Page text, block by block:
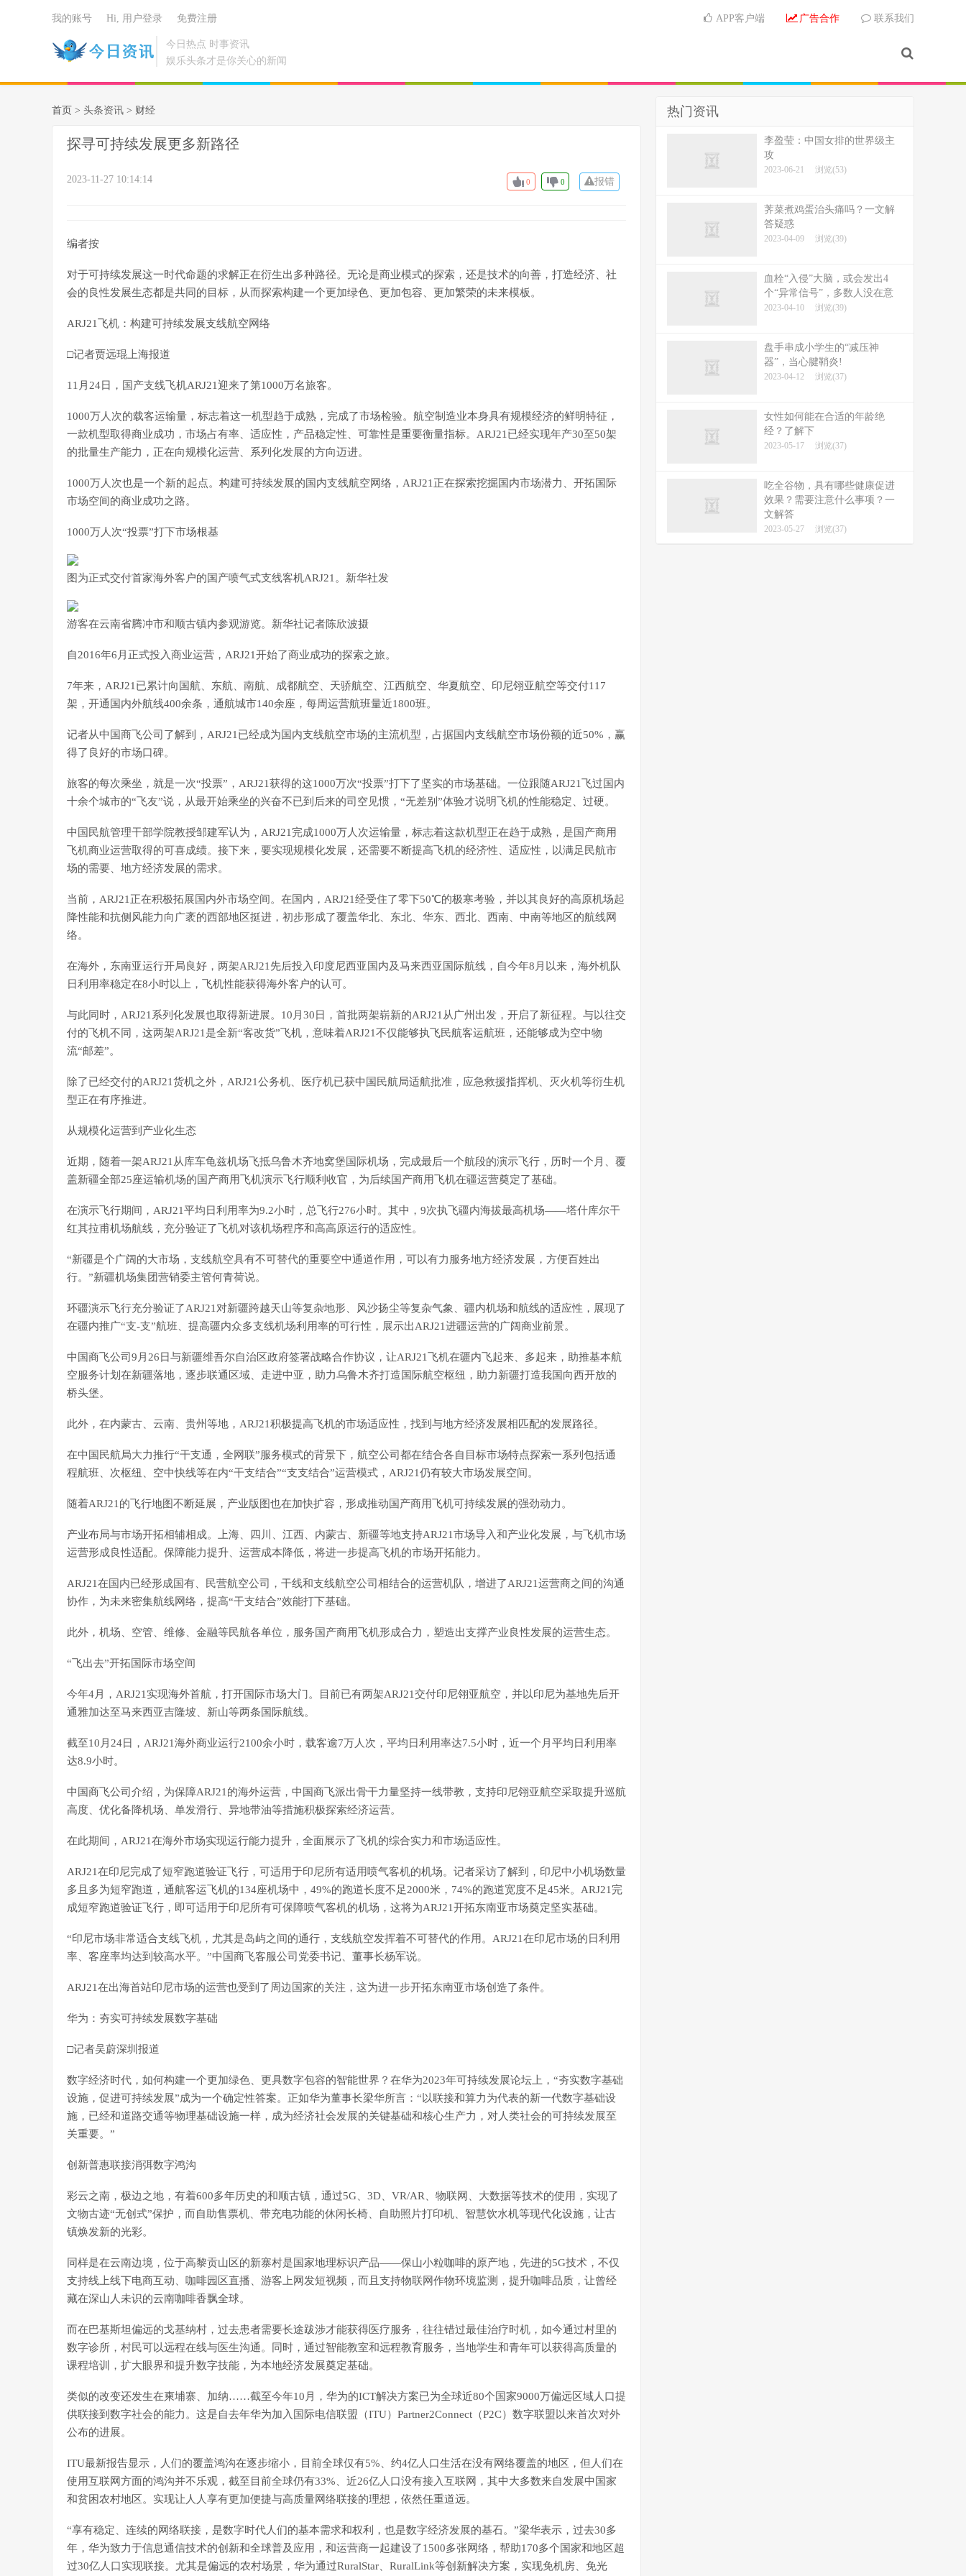
今日热点 时事资讯
娱乐头条才是你关心的新闻
APP客户端 广告合作 联系我们
我的账号 Hi, 用户登录 免费注册
首页 > 头条资讯 > 财经
探寻可持续发展更多新路径
0 0 报错
2023-11-27 10:14:14
编者按
对于可持续发展这一时代命题的求解正在衍生出多种路径。无论是商业模式的探索，还是技术的向善，打造经济、社
会的良性发展生态都是共同的目标，从而探索构建一个更加绿色、更加包容、更加繁荣的未来模板。
ARJ21飞机：构建可持续发展支线航空网络
□记者贾远琨上海报道
11月24日，国产支线飞机ARJ21迎来了第1000万名旅客。
1000万人次的载客运输量，标志着这一机型趋于成熟，完成了市场检验。航空制造业本身具有规模经济的鲜明特征，
一款机型取得商业成功，市场占有率、适应性，产品稳定性、可靠性是重要衡量指标。ARJ21已经实现年产30至50架
的批量生产能力，正在向规模化运营、系列化发展的方向迈进。
1000万人次也是一个新的起点。构建可持续发展的国内支线航空网络，ARJ21正在探索挖掘国内市场潜力、开拓国际
市场空间的商业成功之路。
1000万人次“投票”打下市场根基
图为正式交付首家海外客户的国产喷气式支线客机ARJ21。新华社发
游客在云南省腾冲市和顺古镇内参观游览。新华社记者陈欣波摄
自2016年6月正式投入商业运营，ARJ21开始了商业成功的探索之旅。
7年来，ARJ21已累计向国航、东航、南航、成都航空、天骄航空、江西航空、华夏航空、印尼翎亚航空等交付117
架，开通国内外航线400余条，通航城市140余座，每周运营航班量近1800班。
记者从中国商飞公司了解到，ARJ21已经成为国内支线航空市场的主流机型，占据国内支线航空市场份额的近50%，赢
得了良好的市场口碑。
旅客的每次乘坐，就是一次“投票”，ARJ21获得的这1000万次“投票”打下了坚实的市场基础。一位跟随ARJ21飞过国内
十余个城市的“飞友”说，从最开始乘坐的兴奋不已到后来的司空见惯，“无差别”体验才说明飞机的性能稳定、过硬。
中国民航管理干部学院教授邹建军认为，ARJ21完成1000万人次运输量，标志着这款机型正在趋于成熟，是国产商用
飞机商业运营取得的可喜成绩。接下来，要实现规模化发展，还需要不断提高飞机的经济性、适应性，以满足民航市
场的需要、地方经济发展的需求。
当前，ARJ21正在积极拓展国内外市场空间。在国内，ARJ21经受住了零下50℃的极寒考验，并以其良好的高原机场起
降性能和抗侧风能力向广袤的西部地区挺进，初步形成了覆盖华北、东北、华东、西北、西南、中南等地区的航线网
络。
在海外，东南亚运行开局良好，两架ARJ21先后投入印度尼西亚国内及马来西亚国际航线，自今年8月以来，海外机队
日利用率稳定在8小时以上，飞机性能获得海外客户的认可。
与此同时，ARJ21系列化发展也取得新进展。10月30日，首批两架崭新的ARJ21从广州出发，开启了新征程。与以往交
付的飞机不同，这两架ARJ21是全新“客改货”飞机，意味着ARJ21不仅能够执飞民航客运航班，还能够成为空中物
流“邮差”。
除了已经交付的ARJ21货机之外，ARJ21公务机、医疗机已获中国民航局适航批准，应急救援指挥机、灭火机等衍生机
型正在有序推进。
从规模化运营到产业化生态
近期，随着一架ARJ21从库车龟兹机场飞抵乌鲁木齐地窝堡国际机场，完成最后一个航段的演示飞行，历时一个月、覆
盖新疆全部25座运输机场的国产商用飞机演示飞行顺利收官，为后续国产商用飞机在疆运营奠定了基础。
在演示飞行期间，ARJ21平均日利用率为9.2小时，总飞行276小时。其中，9次执飞疆内海拔最高机场——塔什库尔干
红其拉甫机场航线，充分验证了飞机对该机场程序和高高原运行的适应性。
“新疆是个广阔的大市场，支线航空具有不可替代的重要空中通道作用，可以有力服务地方经济发展，方便百姓出
行。”新疆机场集团营销委主管何青荷说。
环疆演示飞行充分验证了ARJ21对新疆跨越天山等复杂地形、风沙扬尘等复杂气象、疆内机场和航线的适应性，展现了
在疆内推广“支-支”航班、提高疆内众多支线机场利用率的可行性，展示出ARJ21进疆运营的广阔商业前景。
中国商飞公司9月26日与新疆维吾尔自治区政府签署战略合作协议，让ARJ21飞机在疆内飞起来、多起来，助推基本航
空服务计划在新疆落地，逐步联通区域、走进中亚，助力乌鲁木齐打造国际航空枢纽，助力新疆打造我国向西开放的
桥头堡。
此外，在内蒙古、云南、贵州等地，ARJ21积极提高飞机的市场适应性，找到与地方经济发展相匹配的发展路径。
在中国民航局大力推行“干支通，全网联”服务模式的背景下，航空公司都在结合各自目标市场特点探索一系列包括通
程航班、次枢纽、空中快线等在内“干支结合”“支支结合”运营模式，ARJ21仍有较大市场发展空间。
随着ARJ21的飞行地图不断延展，产业版图也在加快扩容，形成推动国产商用飞机可持续发展的强劲动力。
产业布局与市场开拓相辅相成。上海、四川、江西、内蒙古、新疆等地支持ARJ21市场导入和产业化发展，与飞机市场
运营形成良性适配。保障能力提升、运营成本降低，将进一步提高飞机的市场开拓能力。
ARJ21在国内已经形成国有、民营航空公司，干线和支线航空公司相结合的运营机队，增进了ARJ21运营商之间的沟通
协作，为未来密集航线网络，提高“干支结合”效能打下基础。
此外，机场、空管、维修、金融等民航各单位，服务国产商用飞机形成合力，塑造出支撑产业良性发展的运营生态。
“飞出去”开拓国际市场空间
今年4月，ARJ21实现海外首航，打开国际市场大门。目前已有两架ARJ21交付印尼翎亚航空，并以印尼为基地先后开
通雅加达至马来西亚吉隆坡、新山等两条国际航线。
截至10月24日，ARJ21海外商业运行2100余小时，载客逾7万人次，平均日利用率达7.5小时，近一个月平均日利用率
达8.9小时。
中国商飞公司介绍，为保障ARJ21的海外运营，中国商飞派出骨干力量坚持一线带教，支持印尼翎亚航空采取提升巡航
高度、优化备降机场、单发滑行、异地带油等措施积极探索经济运营。
在此期间，ARJ21在海外市场实现运行能力提升，全面展示了飞机的综合实力和市场适应性。
ARJ21在印尼完成了短窄跑道验证飞行，可适用于印尼所有适用喷气客机的机场。记者采访了解到，印尼中小机场数量
多且多为短窄跑道，通航客运飞机的134座机场中，49%的跑道长度不足2000米，74%的跑道宽度不足45米。ARJ21完
成短窄跑道验证飞行，即可适用于印尼所有可保障喷气客机的机场，这将为ARJ21开拓东南亚市场奠定坚实基础。
“印尼市场非常适合支线飞机，尤其是岛屿之间的通行，支线航空发挥着不可替代的作用。ARJ21在印尼市场的日利用
率、客座率均达到较高水平。”中国商飞客服公司党委书记、董事长杨军说。
ARJ21在出海首站印尼市场的运营也受到了周边国家的关注，这为进一步开拓东南亚市场创造了条件。
华为：夯实可持续发展数字基础
□记者吴蔚深圳报道
数字经济时代，如何构建一个更加绿色、更具数字包容的智能世界？在华为2023年可持续发展论坛上，“夯实数字基础
设施，促进可持续发展”成为一个确定性答案。正如华为董事长梁华所言：“以联接和算力为代表的新一代数字基础设
施，已经和道路交通等物理基础设施一样，成为经济社会发展的关键基础和核心生产力，对人类社会的可持续发展至
关重要。”
创新普惠联接消弭数字鸿沟
彩云之南，极边之地，有着600多年历史的和顺古镇，通过5G、3D、VR/AR、物联网、大数据等技术的使用，实现了
文物古迹“无创式”保护，而自助售票机、带充电功能的休闲长椅、自助照片打印机、智慧饮水机等现代化设施，让古
镇焕发新的光彩。
同样是在云南边境，位于高黎贡山区的新寨村是国家地理标识产品——保山小粒咖啡的原产地，先进的5G技术，不仅
支持线上线下电商互动、咖啡园区直播、游客上网发短视频，而且支持物联网作物环境监测，提升咖啡品质，让曾经
藏在深山人未识的云南咖啡香飘全球。
而在巴基斯坦偏远的戈基纳村，过去患者需要长途跋涉才能获得医疗服务，往往错过最佳治疗时机，如今通过村里的
数字诊所，村民可以远程在线与医生沟通。同时，通过智能教室和远程教育服务，当地学生和青年可以获得高质量的
课程培训，扩大眼界和提升数字技能，为本地经济发展奠定基础。
类似的改变还发生在柬埔寨、加纳……截至今年10月，华为的ICT解决方案已为全球近80个国家9000万偏远区域人口提
供联接到数字社会的能力。这是自去年华为加入国际电信联盟（ITU）Partner2Connect（P2C）数字联盟以来首次对外
公布的进展。
ITU最新报告显示，人们的覆盖鸿沟在逐步缩小，目前全球仅有5%、约4亿人口生活在没有网络覆盖的地区，但人们在
使用互联网方面的鸿沟并不乐观，截至目前全球仍有33%、近26亿人口没有接入互联网，其中大多数来自发展中国家
和贫困农村地区。实现让人人享有更加便捷与高质量网络联接的理想，依然任重道远。
“享有稳定、连续的网络联接，是数字时代人们的基本需求和权利，也是数字经济发展的基石。”梁华表示，过去30多
年，华为致力于信息通信技术的创新和全球普及应用，和运营商一起建设了1500多张网络，帮助170多个国家和地区超
过30亿人口实现联接。尤其是偏远的农村场景，华为通过RuralStar、RuralLink等创新解决方案，实现免机房、免光
热门资讯
李盈莹：中国女排的世界级主
攻
2023-06-21 浏览(53)
荠菜煮鸡蛋治头痛吗？一文解
答疑惑
2023-04-09 浏览(39)
血栓“入侵”大脑，或会发出4
个“异常信号”，多数人没在意
2023-04-10 浏览(39)
盘手串成小学生的“减压神
器”，当心腱鞘炎!
2023-04-12 浏览(37)
女性如何能在合适的年龄绝
经？了解下
2023-05-17 浏览(37)
吃全谷物，具有哪些健康促进
效果？需要注意什么事项？一
文解答
2023-05-27 浏览(37)